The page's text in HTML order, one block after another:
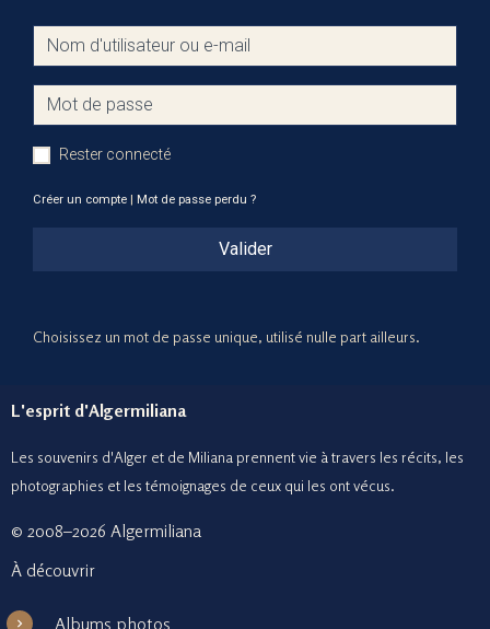
Rester connecté
Créer un compte Mot de passe perdu ?
Valider
Choisissez un mot de passe unique, utilisé nulle part ailleurs.
L'esprit d'Algermiliana
Les souvenirs d'Alger et de Miliana prennent vie à travers les récits, les
photographies et les témoignages de ceux qui les ont vécus.
© 2008–2026 Algermiliana
À découvrir
Albums photos